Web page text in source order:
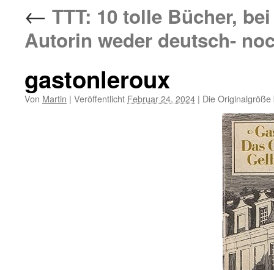
← TTT: 10 tolle Bücher,
Autorin weder deutsch-
gastonleroux
Von Martin | Veröffentlicht Februar 24, 2024 | Die